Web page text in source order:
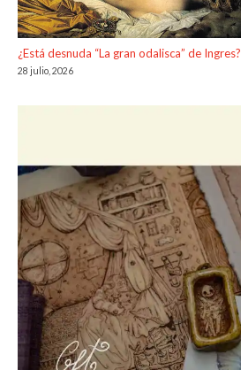
¿Está desnuda “La gran odalisca” de Ingres?
28 julio, 2026